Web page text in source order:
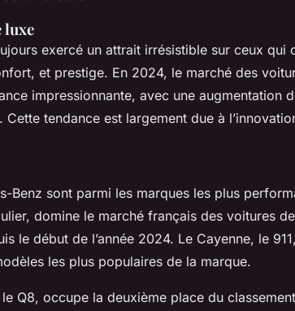
luxe
exercé un attrait irrésistible sur ceux qui
et prestige. En 2024, le marché des
impressionnante, avec une augmentation
tendance est largement due à
Benz sont parmi les marques les plus
domine le marché français des voitures
le début de l’année 2024. Le Cayenne, le
les plus populaires de la marque.
Q8, occupe la deuxième place du